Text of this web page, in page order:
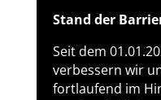
Stand der
Seit dem
verbessern wir
fortlaufend im